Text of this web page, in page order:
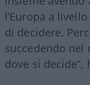
l’Europa a
di decidere.
succedendo nel
dove si